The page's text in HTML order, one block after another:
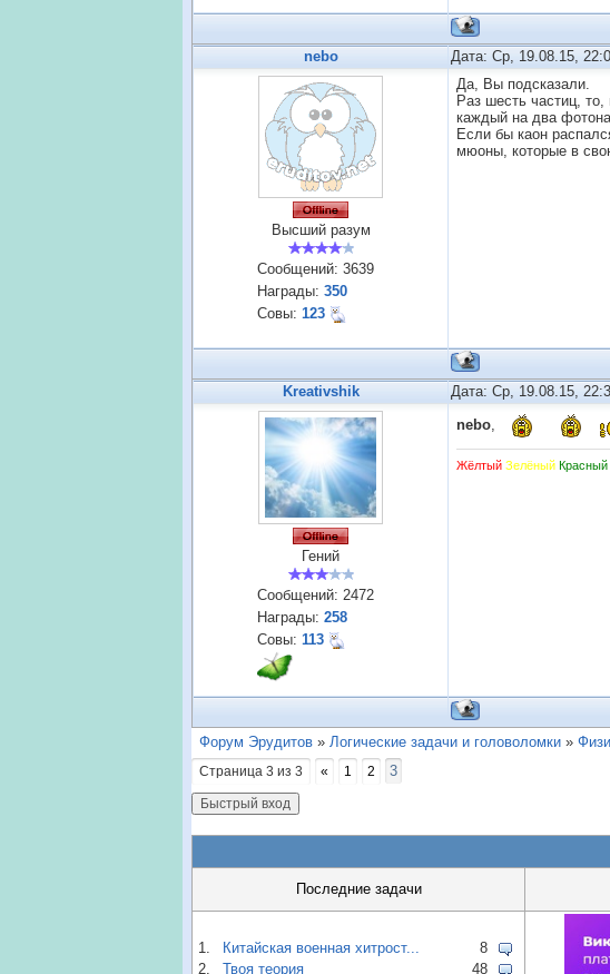
nebo Дата: Ср, 19.08.15,
Высший разум
Сообщений: 3639
Награды: 350
Совы: 123
Да, Вы подсказали.
Раз шесть частиц,
каждый на два
Если бы каон
мюоны, которые в
Kreativshik Дата: Ср, 19.08.15,
Гений
Сообщений: 2472
Награды: 258
Совы: 113
nebo,
Жёлтый Зелёный Красный
Форум Эрудитов » Логические задачи и головоломки »
Страница 3 из 3 « 1 2
3
Последние задачи
1. Китайская военная хитрост...
8
2.
Твоя теория 48